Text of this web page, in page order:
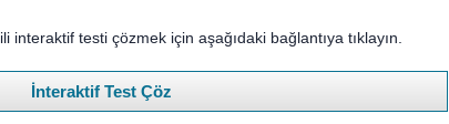
testi çözmek için aşağıdaki bağlantıya tıklayın.
İnteraktif Test Çöz